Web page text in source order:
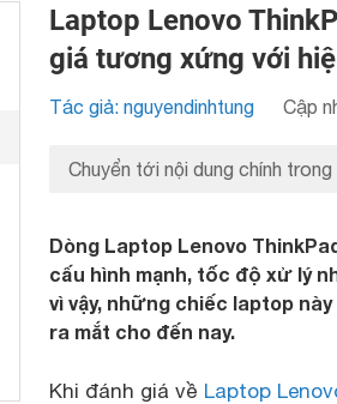
Laptop Lenovo
giá tương xứng với
Tác giả: nguyendinhtung Cập
Chuyển tới nội dung chính trong
Dòng Laptop Lenovo
cấu hình mạnh, tốc độ xử lý
vì vậy, những chiếc laptop
ra mắt cho đến nay.
Khi đánh giá về Laptop